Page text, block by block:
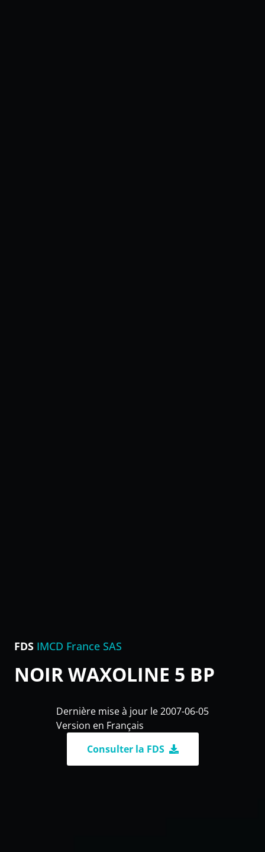
NOIR WAXOLINE 5 BP
FDS IMCD France SAS
Dernière mise à jour le 2007-06-05
Version en Français
Consulter la FDS